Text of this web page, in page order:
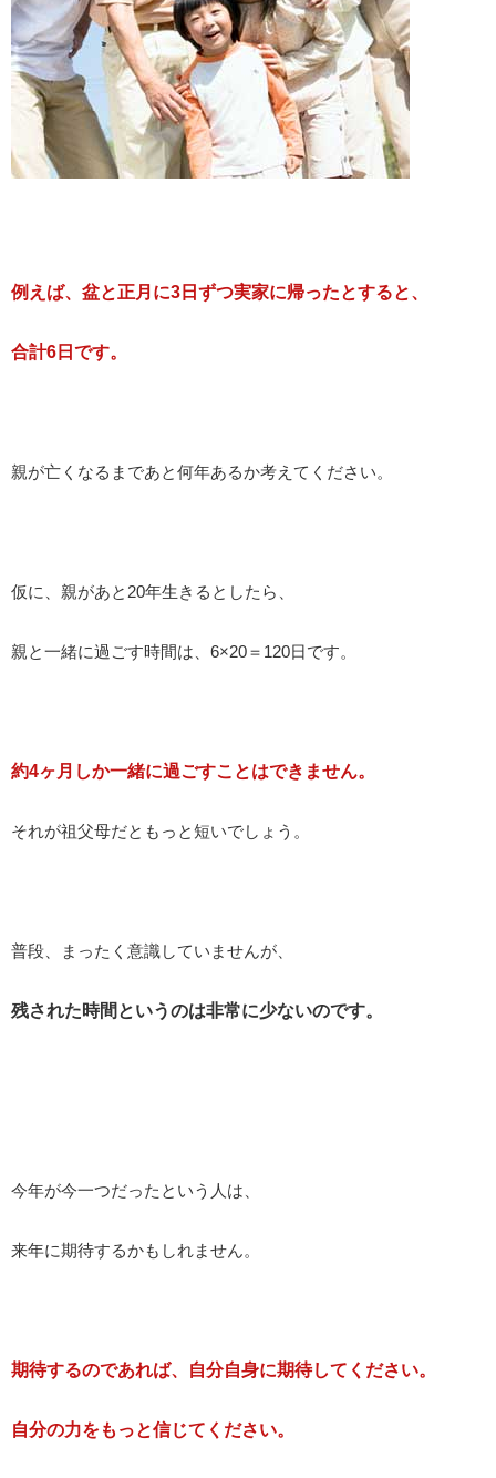
例えば、盆と正月に3日ずつ実家に帰ったとすると、
合計6日です。
親が亡くなるまであと何年あるか考えてください。
仮に、親があと20年生きるとしたら、
親と一緒に過ごす時間は、6×20＝120日です。
約4ヶ月しか一緒に過ごすことはできません。
それが祖父母だともっと短いでしょう。
普段、まったく意識していませんが、
残された時間というのは非常に少ないのです。
今年が今一つだったという人は、
来年に期待するかもしれません。
期待するのであれば、自分自身に期待してください。
自分の力をもっと信じてください。